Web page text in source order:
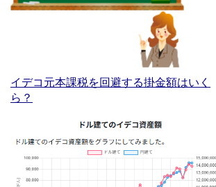
イデコ元本課税を回避する掛金額はいく
ら？